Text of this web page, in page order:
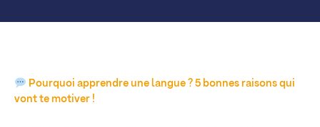
Pourquoi apprendre une langue ? 5 bonnes raisons qui
vont te motiver !